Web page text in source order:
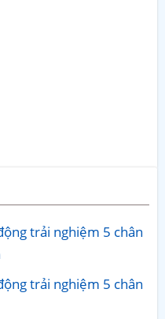
trải nghiệm 5 chân
trải nghiệm 5 chân